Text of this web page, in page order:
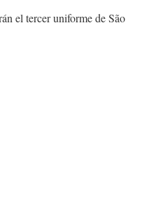
el tercer uniforme de São